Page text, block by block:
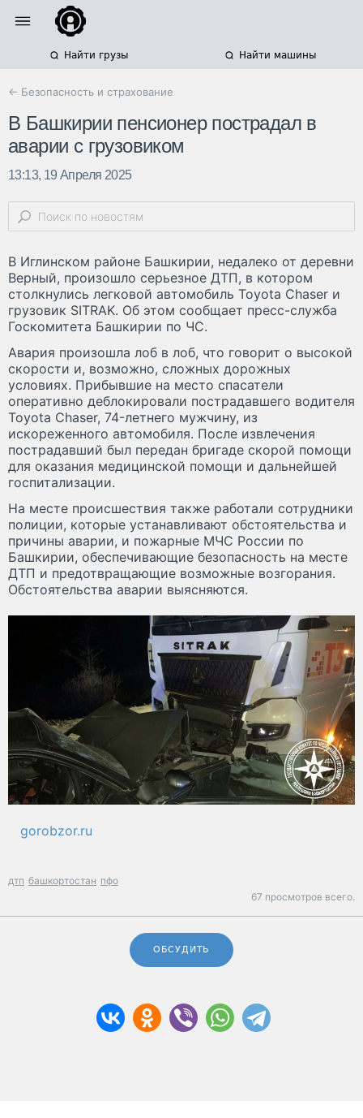
Найти грузы Найти машины
← Безопасность и страхование
В Башкирии пенсионер пострадал в
аварии с грузовиком
13:13, 19 Апреля 2025
В Иглинском районе Башкирии, недалеко от деревни
Верный, произошло серьезное ДТП, в котором
столкнулись легковой автомобиль Toyota Chaser и
грузовик SITRAK. Об этом сообщает пресс-служба
Госкомитета Башкирии по ЧС.
Авария произошла лоб в лоб, что говорит о высокой
скорости и, возможно, сложных дорожных
условиях. Прибывшие на место спасатели
оперативно деблокировали пострадавшего водителя
Toyota Chaser, 74-летнего мужчину, из
искореженного автомобиля. После извлечения
пострадавший был передан бригаде скорой помощи
для оказания медицинской помощи и дальнейшей
госпитализации.
На месте происшествия также работали сотрудники
полиции, которые устанавливают обстоятельства и
причины аварии, и пожарные МЧС России по
Башкирии, обеспечивающие безопасность на месте
ДТП и предотвращающие возможные возгорания.
Обстоятельства аварии выясняются.
gorobzor.ru
дтп башкортостан пфо
67 просмотров всего.
ОБСУДИТЬ